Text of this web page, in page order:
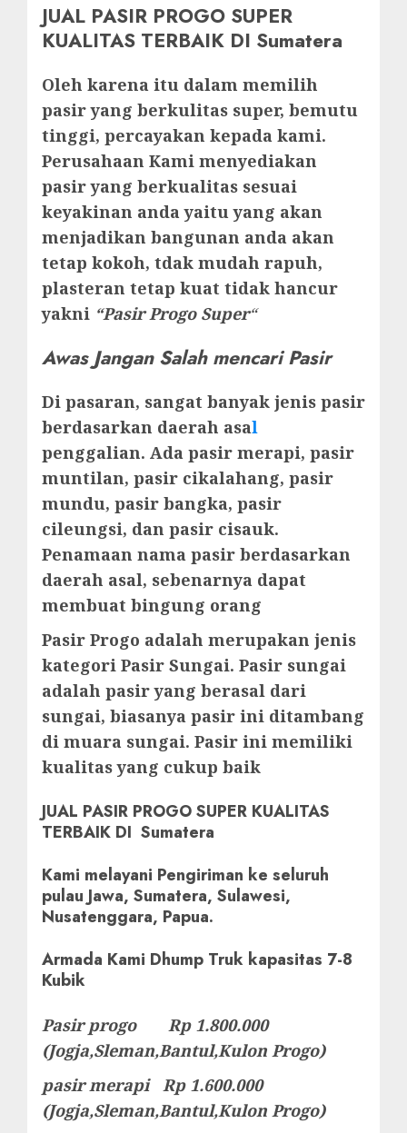
JUAL PASIR PROGO SUPER
KUALITAS TERBAIK DI Sumatera
Oleh karena itu dalam memilih
pasir yang berkulitas super, bemutu
tinggi, percayakan kepada kami.
Perusahaan Kami menyediakan
pasir yang berkualitas sesuai
keyakinan anda yaitu yang akan
menjadikan bangunan anda akan
tetap kokoh, tdak mudah rapuh,
plasteran tetap kuat tidak hancur
yakni “Pasir Progo Super“
Awas Jangan Salah mencari Pasir
Di pasaran, sangat banyak jenis pasir
berdasarkan daerah asal
penggalian. Ada pasir merapi, pasir
muntilan, pasir cikalahang, pasir
mundu, pasir bangka, pasir
cileungsi, dan pasir cisauk.
Penamaan nama pasir berdasarkan
daerah asal, sebenarnya dapat
membuat bingung orang
Pasir Progo adalah merupakan jenis
kategori Pasir Sungai. Pasir sungai
adalah pasir yang berasal dari
sungai, biasanya pasir ini ditambang
di muara sungai. Pasir ini memiliki
kualitas yang cukup baik
JUAL PASIR PROGO SUPER KUALITAS
TERBAIK DI Sumatera
Kami melayani Pengiriman ke seluruh
pulau Jawa, Sumatera, Sulawesi,
Nusatenggara, Papua.
Armada Kami Dhump Truk kapasitas 7-8
Kubik
Pasir progo Rp 1.800.000
(Jogja,Sleman,Bantul,Kulon Progo)
pasir merapi Rp 1.600.000
(Jogja,Sleman,Bantul,Kulon Progo)